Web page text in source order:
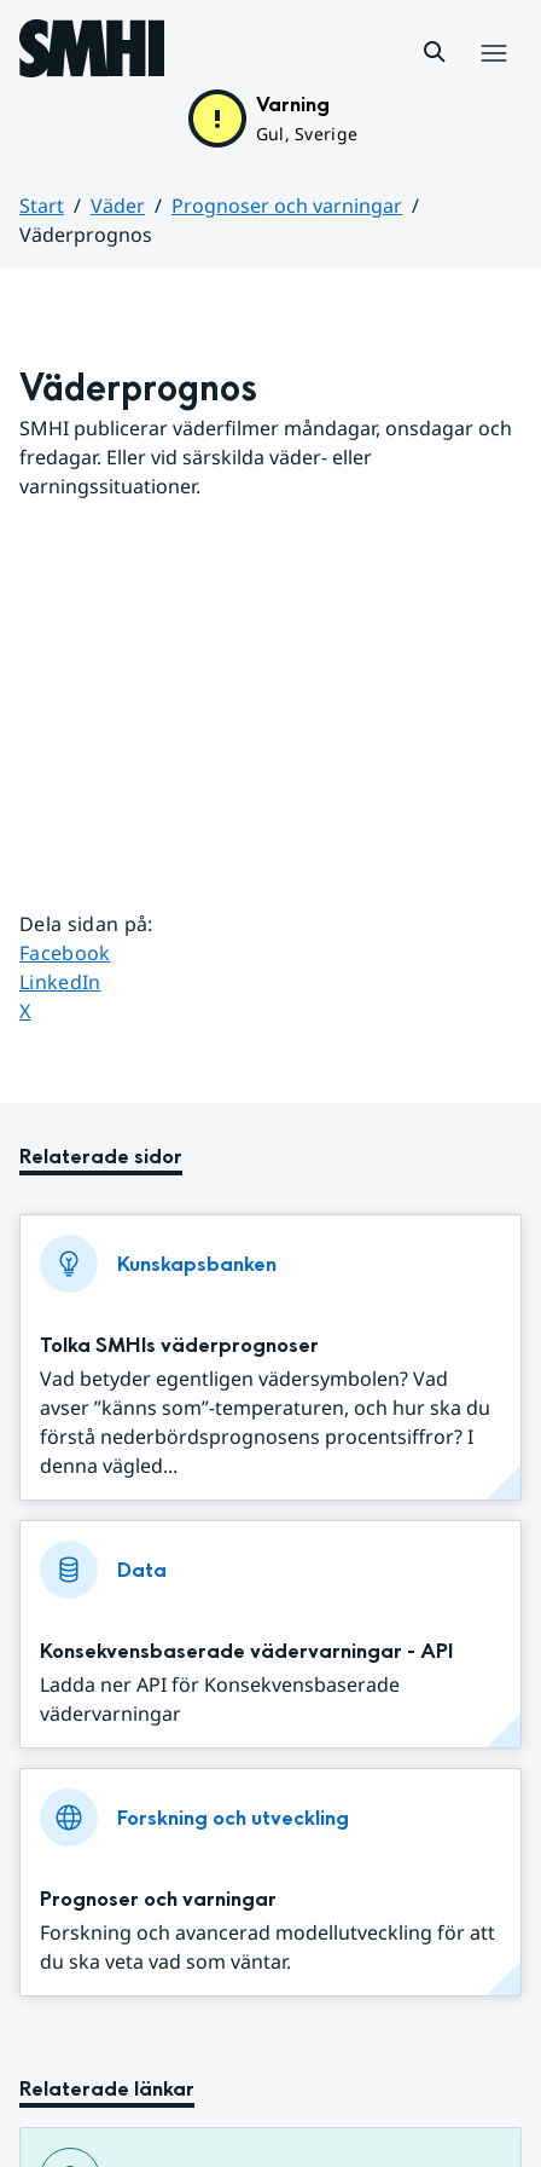
Hoppa till sidans innehåll
Varning
Gul, Sverige
Start Väder
Prognoser och varningar
Väderprognos
Väderprognos
SMHI publicerar väderfilmer måndagar, onsdagar och
fredagar. Eller vid särskilda väder- eller
varningssituationer.
Dela sidan på:
Dela sidan på
Facebook
Dela sidan på
LinkedIn
Dela sidan på
X
Relaterade sidor
Kunskapsbanken
Tolka SMHIs väderprognoser
Vad betyder egentligen vädersymbolen? Vad
avser ”känns som”-temperaturen, och hur ska du
förstå nederbördsprognosens procentsiffror? I
denna vägled...
Data
Konsekvensbaserade vädervarningar - API
Ladda ner API för Konsekvensbaserade
vädervarningar
Forskning och utveckling
Prognoser och varningar
Forskning och avancerad modellutveckling för att
du ska veta vad som väntar.
Relaterade länkar